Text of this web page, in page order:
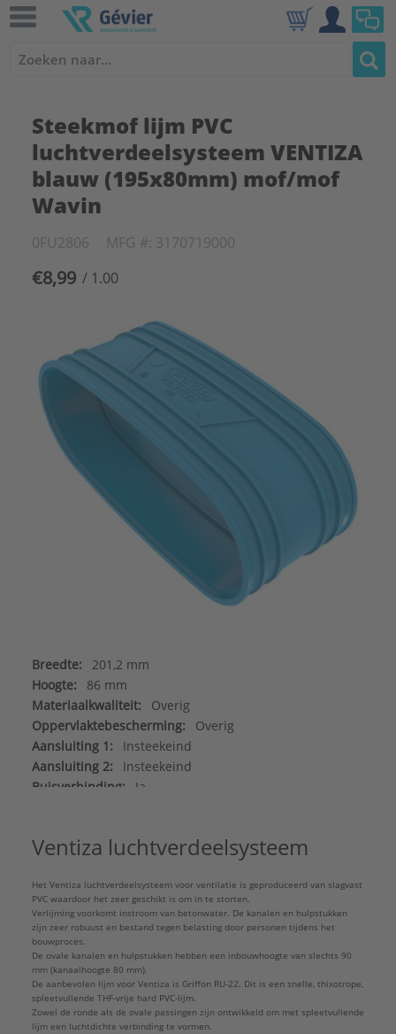
Steekmof lijm PVC
luchtverdeelsysteem VENTIZA
blauw (195x80mm) mof/mof
Wavin
0FU2806 MFG #: 3170719000
€8,99 / 1.00
Breedte:
201,2 mm
Hoogte:
86 mm
Materiaalkwaliteit:
Overig
Oppervlaktebescherming:
Overig
Aansluiting 1:
Insteekeind
Aansluiting 2:
Insteekeind
Buisverbinding:
Ja
Materiaal:
Kunststof
Met voorgemonteerde afdichting:
Nee
Werkende lengte: 25 mm
Serie:
PVC Ventilatie Hulpstukken
Ventiza luchtverdeelsysteem
Het Ventiza luchtverdeelsysteem voor ventilatie is geprodu­ceerd van slagvast
PVC waardoor het zeer geschikt is om in te storten.
Verlijming voorkomt instroom van betonwater. De kanalen en hulpstukken
zijn zeer robuust en bestand tegen belasting door personen tijdens het
bouwproces.
De ovale kanalen en hulpstukken hebben een inbouwhoogte van slechts 90
mm (kanaalhoogte 80 mm).
De aanbevolen lijm voor Ventiza is Griffon RU-22. Dit is een snelle, thixotrope,
spleetvullende THF-vrije hard PVC-lijm.
Zowel de ronde als de ovale passingen zijn ontwikkeld om met spleetvullende
lijm een luchtdichte verbinding te vormen.